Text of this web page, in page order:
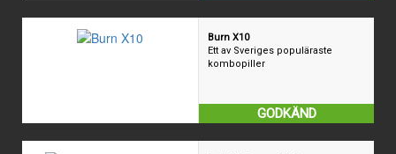
Burn X10
Ett av Sveriges populäraste
kombopiller
GODKÄND